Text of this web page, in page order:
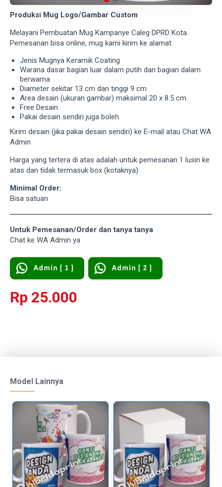
Produksi Mug Logo/Gambar Custom
Melayani Pembuatan Mug Kampanye Caleg DPRD Kota.
Pemesanan bisa online, mug kami kirim ke alamat.
Jenis Mugnya Keramik Coating
Warana dasar bagian luar dalam putih dan bagian dalam
berwarna
Diameter sekitar 13 cm dan tinggi 9 cm
Area desain (ukuran gambar) maksimal 20 x 8.5 cm
Free Desain
Pakai desain sendiri juga boleh
Kirim desain (jika pakai desain sendiri) ke E-mail atau Chat WA
Admin
Harga yang tertera di atas adalah untuk pemesanan 1 lusin ke
atas dan tidak termasuk box (kotaknya)
Minimal Order:
Bisa satuan
Untuk Pemesanan/Order dan tanya tanya
Chat ke WA Admin ya
Rp 25.000
Model Lainnya